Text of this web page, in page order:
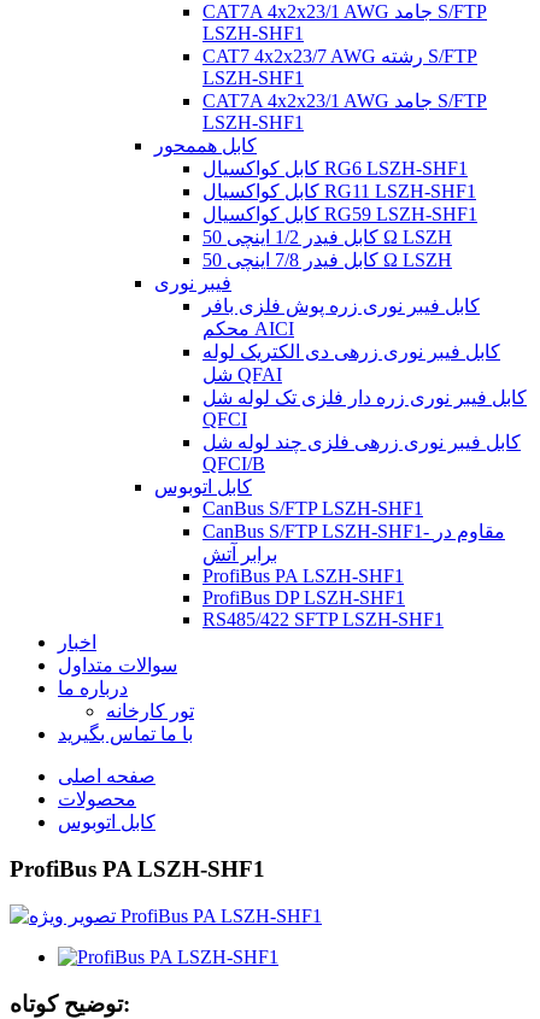
CAT7A 4x2x23/1 AWG جامد S/FTP
LSZH-SHF1
CAT7 4x2x23/7 AWG رشته S/FTP
LSZH-SHF1
CAT7A 4x2x23/1 AWG جامد S/FTP
LSZH-SHF1
کابل هممحور
کابل کواکسیال RG6 LSZH-SHF1
کابل کواکسیال RG11 LSZH-SHF1
کابل کواکسیال RG59 LSZH-SHF1
کابل فیدر 1/2 اینچی 50 Ω LSZH
کابل فیدر 7/8 اینچی 50 Ω LSZH
فیبر نوری
کابل فیبر نوری زره ​​پوش فلزی بافر
محکم AICI
کابل فیبر نوری زرهی دی الکتریک لوله
شل QFAI
کابل فیبر نوری زره ​​دار فلزی تک لوله شل
QFCI
کابل فیبر نوری زرهی فلزی چند لوله شل
QFCI/B
کابل اتوبوس
CanBus S/FTP LSZH-SHF1
CanBus S/FTP LSZH-SHF1- مقاوم در
برابر آتش
ProfiBus PA LSZH-SHF1
ProfiBus DP LSZH-SHF1
RS485/422 SFTP LSZH-SHF1
اخبار
سوالات متداول
درباره ما
تور کارخانه
با ما تماس بگیرید
صفحه اصلی
محصولات
کابل اتوبوس
ProfiBus PA LSZH-SHF1
توضیح کوتاه: